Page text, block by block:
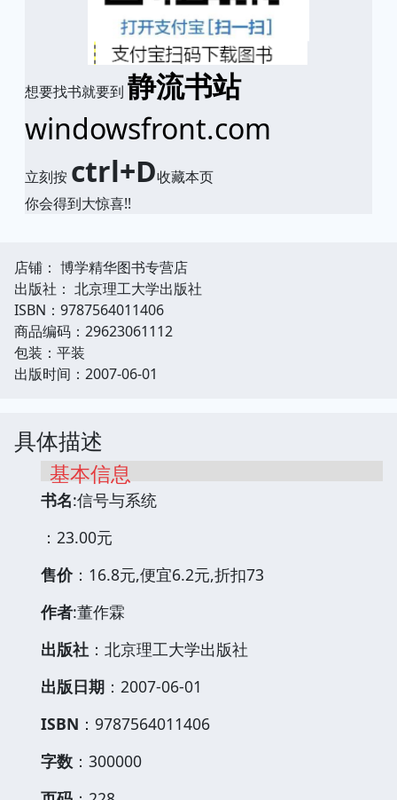
想要找书就要到 静流书站
windowsfront.com
立刻按 ctrl+D收藏本页
你会得到大惊喜!!
店铺： 博学精华图书专营店
出版社： 北京理工大学出版社
ISBN：9787564011406
商品编码：29623061112
包装：平装
出版时间：2007-06-01
具体描述
基本信息
书名:信号与系统
：23.00元
售价：16.8元,便宜6.2元,折扣73
作者:董作霖
出版社 ：北京理工大学出版社
出版日期 ：2007-06-01
ISBN ：9787564011406
字数 ：300000